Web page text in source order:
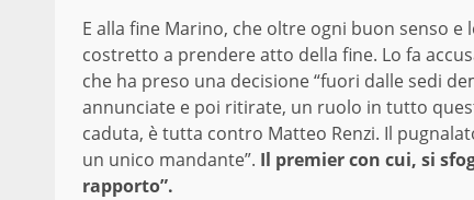
E alla fine Marino, che oltre ogni buon senso
costretto a prendere atto della fine. Lo fa
che ha preso una decisione “fuori dalle sedi
annunciate e poi ritirate, un ruolo in tutto
caduta, è tutta contro Matteo Renzi. Il
un unico mandante”. Il premier con cui, si
rapporto”.